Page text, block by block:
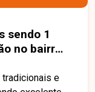
sendo 1
no bairro
tradicionais e